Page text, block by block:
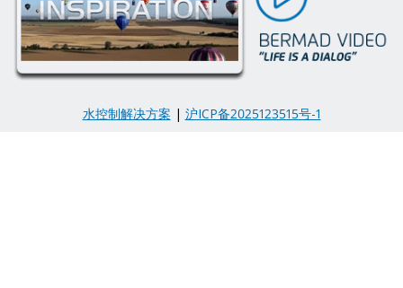
水控制解决方案 | 沪ICP备2025123515号-1